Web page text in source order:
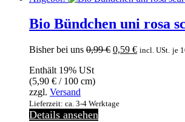
Bio Bündchen uni rosa
Bisher bei uns 0,99€ Ursprünglicher
0,59 €Aktueller
incl. USt. je
Enthält 19% USt
(5,90 € / 100 cm)
zzgl. Versand
Lieferzeit: ca. 3-4 Werktage
Details ansehen